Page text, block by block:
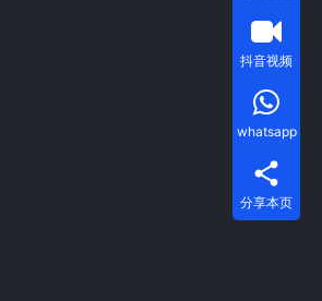
抖音视频
whatsapp
分享本页